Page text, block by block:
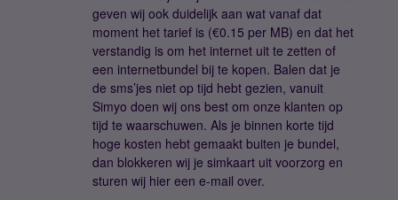
geven wij ook duidelijk aan wat vanaf dat
moment het tarief is (€0.15 per MB) en dat het
verstandig is om het internet uit te zetten of
een internetbundel bij te kopen. Balen dat je
de sms’jes niet op tijd hebt gezien, vanuit
Simyo doen wij ons best om onze klanten op
tijd te waarschuwen. Als je binnen korte tijd
hoge kosten hebt gemaakt buiten je bundel,
dan blokkeren wij je simkaart uit voorzorg en
sturen wij hier een e-mail over.